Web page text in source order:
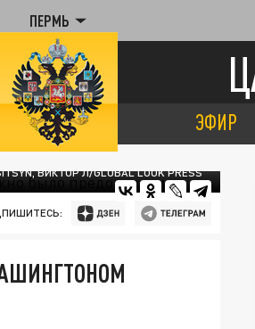
ПЕРМЬ
ЭФИР
ВИКТОР Л/GLOBAL LOOK PRESS